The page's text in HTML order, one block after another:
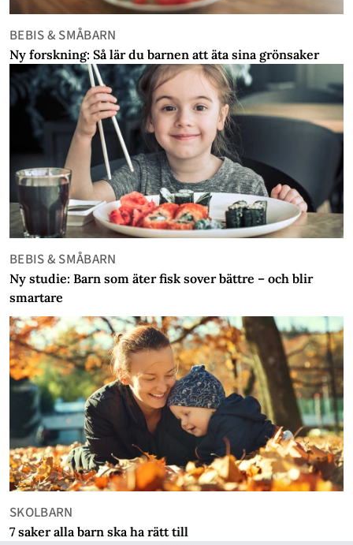
BEBIS & SMÅBARN
Ny forskning: Så lär du barnen att äta sina grönsaker
BEBIS & SMÅBARN
Ny studie: Barn som äter fisk sover bättre – och blir
smartare
SKOLBARN
7 saker alla barn ska ha rätt till